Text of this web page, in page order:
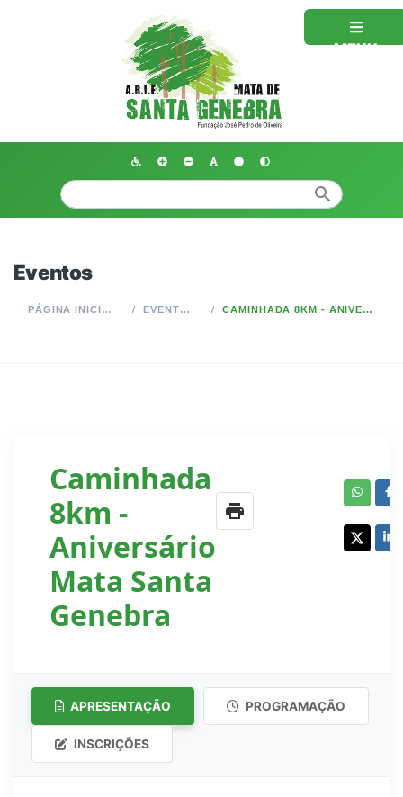
MENU
search
Eventos
PÁGINA INICIAL EVENTOS CAMINHADA 8KM - ANIVERSÁRIO MATA SANTA GENEBRA
Caminhada
8km -
Aniversário
Mata Santa
Genebra
print
APRESENTAÇÃO PROGRAMAÇÃO
INSCRIÇÕES